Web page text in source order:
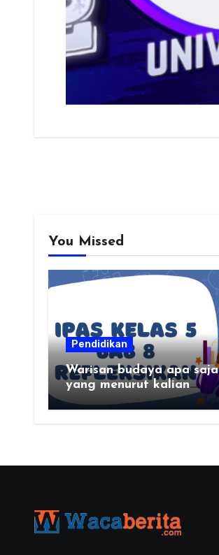
You Missed
Pendidikan
Warisan budaya apa saja
yang menurut kalian
paling menarik di daerah
kalian?